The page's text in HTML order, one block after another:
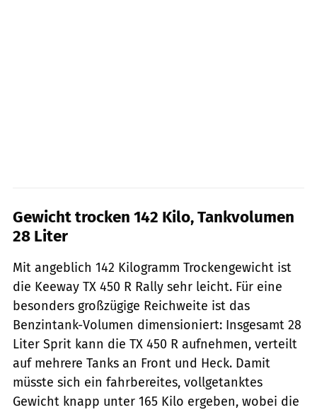
Gewicht trocken 142 Kilo, Tankvolumen
28 Liter
Mit angeblich 142 Kilogramm Trockengewicht ist
die Keeway TX 450 R Rally sehr leicht. Für eine
besonders großzügige Reichweite ist das
Benzintank-Volumen dimensioniert: Insgesamt 28
Liter Sprit kann die TX 450 R aufnehmen, verteilt
auf mehrere Tanks an Front und Heck. Damit
müsste sich ein fahrbereites, vollgetanktes
Gewicht knapp unter 165 Kilo ergeben, wobei die